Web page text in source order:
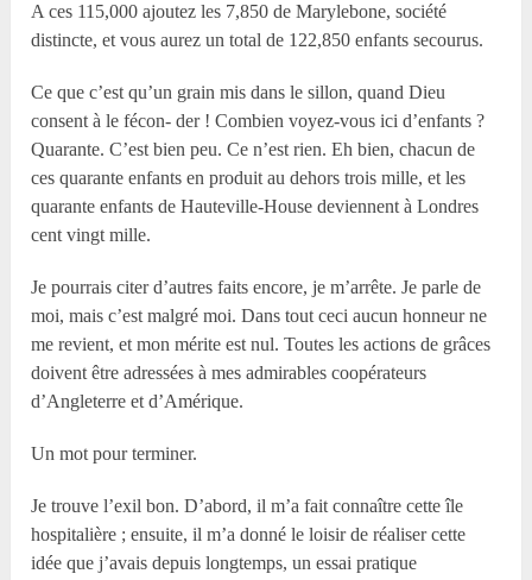
A ces 115,000 ajoutez les 7,850 de Marylebone, société
distincte, et vous aurez un total de 122,850 enfants secourus.
Ce que c’est qu’un grain mis dans le sillon, quand Dieu
consent à le fécon- der ! Combien voyez-vous ici d’enfants ?
Quarante. C’est bien peu. Ce n’est rien. Eh bien, chacun de
ces quarante enfants en produit au dehors trois mille, et les
quarante enfants de Hauteville-House deviennent à Londres
cent vingt mille.
Je pourrais citer d’autres faits encore, je m’arrête. Je parle de
moi, mais c’est malgré moi. Dans tout ceci aucun honneur ne
me revient, et mon mérite est nul. Toutes les actions de grâces
doivent être adressées à mes admirables coopérateurs
d’Angleterre et d’Amérique.
Un mot pour terminer.
Je trouve l’exil bon. D’abord, il m’a fait connaître cette île
hospitalière ; ensuite, il m’a donné le loisir de réaliser cette
idée que j’avais depuis longtemps, un essai pratique